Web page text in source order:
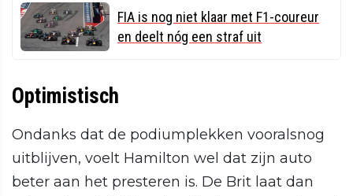
FIA is nog niet klaar met F1-coureur
en deelt nóg een straf uit
Optimistisch
Ondanks dat de podiumplekken vooralsnog
uitblijven, voelt Hamilton wel dat zijn auto
beter aan het presteren is. De Brit laat dan